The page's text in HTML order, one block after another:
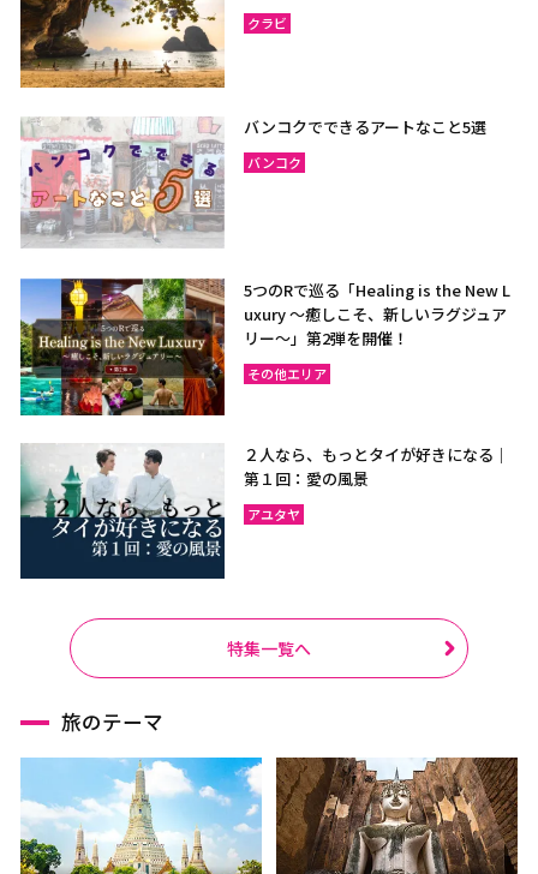
クラビ
バンコクでできるアートなこと5選
バンコク
5つのRで巡る「Healing is the New L
uxury ～癒しこそ、新しいラグジュア
リー〜」第2弾を開催！
その他エリア
２人なら、もっとタイが好きになる｜
第１回：愛の風景
アユタヤ
特集一覧へ
旅のテーマ